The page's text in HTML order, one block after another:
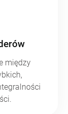
między